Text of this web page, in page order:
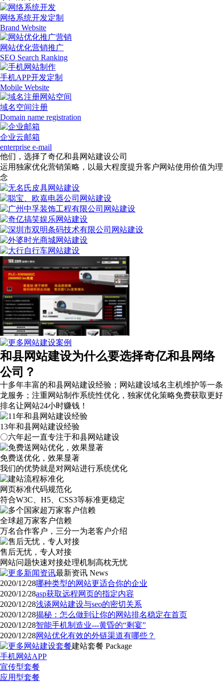
网络系统开发定制
Brand Website
网站优化营销推广
SEO Search Ranking
手机APP开发定制
Mobile Website
域名空间注册
Domain name registration
企业云邮箱
enterprise e-mail
他们，选择了奇亿和县网站建设公司
运用独家优化营销策略，以最大程度提升客户网站使用价值为理
念
和县网站建设为什么要选择奇亿和县网络
公司？
十多年丰富的和县网站建设经验；网站建设域名主机维护等一条
龙服务 ；注重网站制作系统性优化， 独家优化策略免费获取更好
排名让网站24小时赚钱！
13年和县网站建设经验
〇六年起一直专注于和县网站建设
免费送优化，效果显著
我们的优势就是对网站进行系统优化
网页标准代码规范化
符合W3C、H5、CSS3等标准更稳定
全球超万家客户信赖
万名合作客户，三分一为老客户介绍
售后无忧，专人对接
网站问题快速对接处理机制高枕无忧
最新资讯 News
2020/12/28哪种类型的网站更适合你的企业
2020/12/28asp获取远程网页的指定内容
2020/12/28浅谈网站建设与seo的密切关系
2020/12/28揭秘：怎么做到让你的网站排名稳定在首页
2020/12/28智能手机制造业---黄昏的“剩宴”
2020/12/28网站优化有效的外链渠道有哪些？
建站套餐 Package
手机网站APP
宣传型套餐
应用型套餐